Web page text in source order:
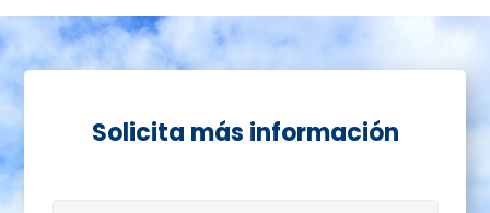
Solicita más información